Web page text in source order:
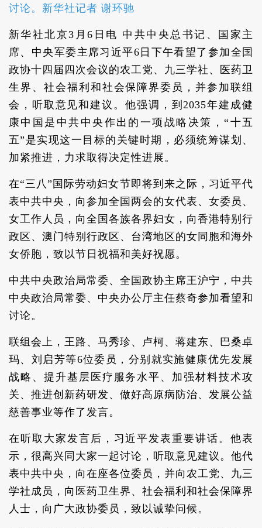
讨论。新华社记者 谢环驰
新华社北京3月6日电 中共中央总书记、国家主
席、中央军委主席习近平6日下午看望了参加全国
政协十四届四次会议的农工党、九三学社、医药卫
生界、社会福利和社会保障界委员，并参加联组
会，听取意见和建议。他强调，到2035年建成健
康中国是中共中央作出的一项战略决策，“十五
五”是实现这一目标的关键时期，必须统筹谋划、
加紧推进，力求取得决定性进展。
在“三八”国际劳动妇女节即将到来之际，习近平代
表中共中央，向参加全国两会的女代表、女委员、
女工作人员，向全国各族各界妇女，向香港特别行
政区、澳门特别行政区、台湾地区的女同胞和海外
女侨胞，致以节日祝福和美好祝愿。
中共中央政治局常委、全国政协主席王沪宁，中共
中央政治局常委、中央办公厅主任蔡奇参加看望和
讨论。
联组会上，王路、马秀珍、卢柯、蒋建东、巴桑卓
玛、刘启芳等6位委员，分别就实施健康优先发展
战略、提升基层医疗服务水平、加强材料技术攻
关、推进创新药研发、做好高原病防治、发展公益
慈善事业等作了发言。
在听取大家发言后，习近平发表重要讲话。他表
示，很高兴同大家一起讨论，听取意见建议。他代
表中共中央，向在座各位委员，并向农工党、九三
学社成员，向医药卫生界、社会福利和社会保障界
人士，向广大政协委员，致以诚挚问候。